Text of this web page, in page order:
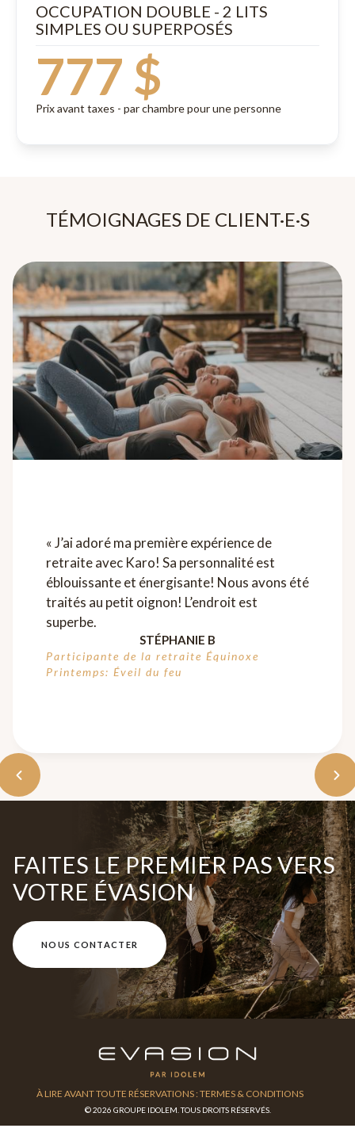
OCCUPATION DOUBLE - 2 LITS
SIMPLES OU SUPERPOSÉS
777 $
Prix avant taxes - par chambre pour une personne
TÉMOIGNAGES DE CLIENT·E·S
« J’ai adoré ma première expérience de
retraite avec Karo! Sa personnalité est
éblouissante et énergisante! Nous avons été
traités au petit oignon! L’endroit est
superbe.
STÉPHANIE B
Participante de la retraite Équinoxe
Printemps: Éveil du feu
FAITES LE PREMIER PAS VERS
VOTRE ÉVASION
NOUS CONTACTER
À LIRE AVANT TOUTE RÉSERVATIONS : TERMES & CONDITIONS
© 2026 GROUPE IDOLEM. TOUS DROITS RÉSERVÉS.